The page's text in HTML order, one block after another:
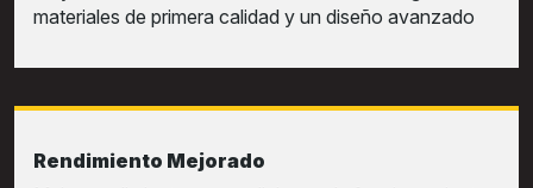
materiales de primera calidad y un diseño avanzado
Rendimiento Mejorado